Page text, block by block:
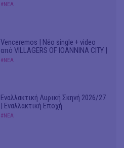
#ΝΕΑ
Venceremos | Νέο single + video
από VILLAGERS OF IOANNINA CITY |
#ΝΕΑ
Εναλλακτική Λυρική Σκηνή 2026/27
| Εναλλακτική Εποχή
#ΝΕΑ